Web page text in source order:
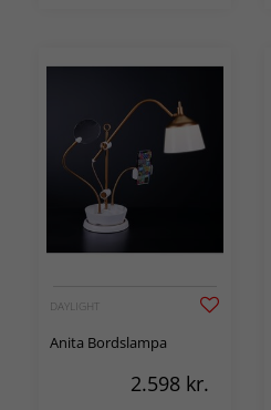
DAYLIGHT
Anita Bordslampa
2.598 kr.